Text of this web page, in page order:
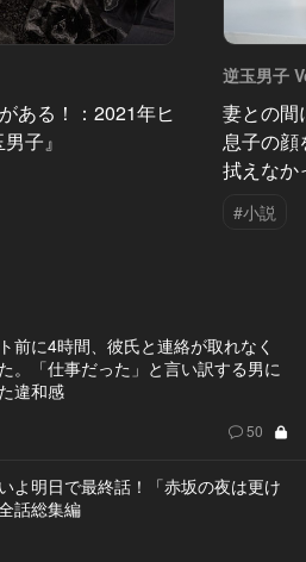
ある！：2021年ヒ
子』
逆玉男子
妻との
息子の顔
拭えなか
#小説
前に4時間、彼氏と連絡が取れなく
。「仕事だった」と言い訳する男に
違和感
50
よ明日で最終話！「赤坂の夜は更け
話総集編